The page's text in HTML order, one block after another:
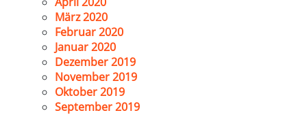
März 2020
Februar 2020
Januar 2020
Dezember 2019
November 2019
Oktober 2019
September 2019